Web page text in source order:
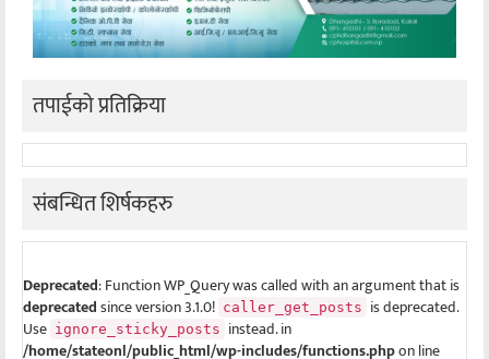
तपाईको प्रतिक्रिया
संबन्धित शिर्षकहरु
Deprecated: Function WP_Query was called with an argument that is
deprecatedsince version 3.1.0! caller_get_posts is deprecated.
Use ignore_sticky_posts instead. in
/home/stateonl/public_html/wp-includes/functions.phpon line